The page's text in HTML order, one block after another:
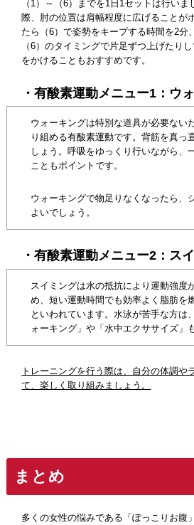
（1）～（6）までを1日1セットは行い
際、肘の位置は肩幅程度に広げることが
たら（6）で姿勢をキープする時間を2分
（6）のタイミングで片足ずつ上げたり
をかけることもおすすめです。
・有酸素運動メニュー1：ウ
ウォーキングは特別な道具が必要ない
り組める有酸素運動です。背筋を真っ
しょう。呼吸をゆっくり行いながら、
こともポイントです。
ウォーキングで物足りなくなったら、
よいでしょう。
・有酸素運動メニュー2：ス
スイミングは水の抵抗により運動強度
め、短い運動時間でも効率よく脂肪を
といわれています。水泳が苦手な方は
ォーキング」や「水中エクササイズ」
トレーニングを行う際は、自分の体調や
て、楽しく取り組みましょう。
まとめ
多くの女性の悩みである「ぽっこりお腹